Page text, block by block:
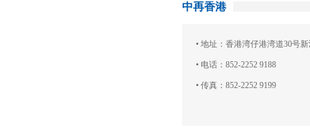
中再香港
• 地址：香港湾仔港湾道30号
• 电话：852-2252 9188
• 传真：852-2252 9199